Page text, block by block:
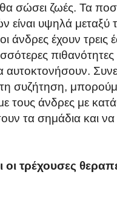
θα σώσει ζωές. Τα
είναι υψηλά
άνδρες έχουν τρεις
πιθανότητες
αυτοκτονήσουν.
συζήτηση,
τους άνδρες με
τα σημάδια και
οι τρέχουσες